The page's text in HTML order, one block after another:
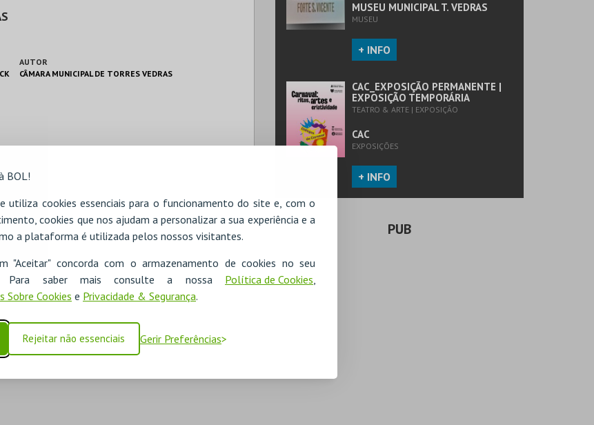
BOL!
utiliza cookies essenciais para o funcionamento do site e, com o
cookies que nos ajudam a personalizar a sua experiência e a
a plataforma é utilizada pelos nossos visitantes.
"Aceitar" concorda com o armazenamento de cookies no seu
Para saber mais consulte a nossa Política de Cookies
Sobre Cookies e Privacidade & Segurança.
Rejeitar não essenciais Gerir Preferências
AUTOR
CÂMARA MUNICIPAL DE TORRES VEDRAS
Neves
MUSEU MUNICIPAL T. VEDRAS
MUSEU
+ INFO
CAC_EXPOSIÇÃO PERMANENTE |
EXPOSIÇÃO TEMPORÁRIA
TEATRO & ARTE | EXPOSIÇÃO
CAC
EXPOSIÇÕES
+ INFO
PUB